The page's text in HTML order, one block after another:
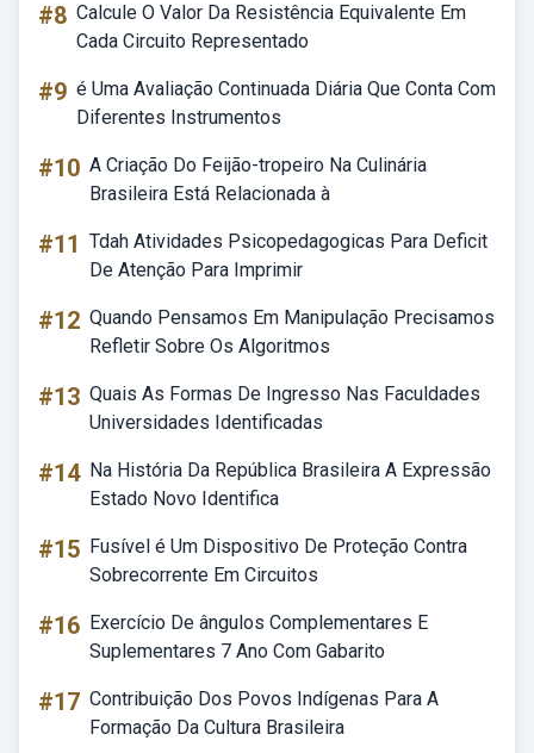
#8 Calcule O Valor Da Resistência Equivalente Em
Cada Circuito Representado
#9 é Uma Avaliação Continuada Diária Que Conta Com
Diferentes Instrumentos
#10 A Criação Do Feijão-tropeiro Na Culinária
Brasileira Está Relacionada à
#11 Tdah Atividades Psicopedagogicas Para Deficit
De Atenção Para Imprimir
#12 Quando Pensamos Em Manipulação Precisamos
Refletir Sobre Os Algoritmos
#13 Quais As Formas De Ingresso Nas Faculdades
Universidades Identificadas
#14 Na História Da República Brasileira A Expressão
Estado Novo Identifica
#15 Fusível é Um Dispositivo De Proteção Contra
Sobrecorrente Em Circuitos
#16 Exercício De ângulos Complementares E
Suplementares 7 Ano Com Gabarito
#17 Contribuição Dos Povos Indígenas Para A
Formação Da Cultura Brasileira